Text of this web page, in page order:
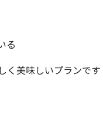
る
く美味しいプランです